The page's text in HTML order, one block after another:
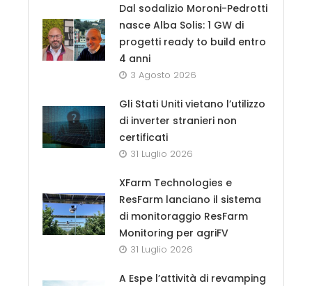
Dal sodalizio Moroni-Pedrotti
nasce Alba Solis: 1 GW di
progetti ready to build entro
4 anni
3 Agosto 2026
Gli Stati Uniti vietano l’utilizzo
di inverter stranieri non
certificati
31 Luglio 2026
XFarm Technologies e
ResFarm lanciano il sistema
di monitoraggio ResFarm
Monitoring per agriFV
31 Luglio 2026
A Espe l’attività di revamping